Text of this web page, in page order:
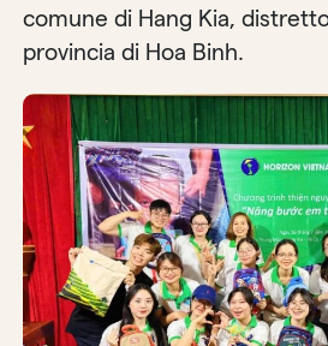
comune di Hang Kia,
provincia di Hoa Binh.